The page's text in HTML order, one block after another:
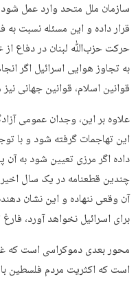
سازمان ملل متحد وارد عمل شود
قرار داده و این مسئله نسبت
حرکت حزب‌ﷲ لبنان در دفاع از
به تجاوز هوایی اسرائیل اگر
قوانین اسلام، قوانین جهانی
علاوه بر این، وجدان عمومی
این تهاجمات گرفته شود و با
داده اگر مرزی تعیین شود به
چندین قطعنامه در یک سال اخیر
آن وقعی ننهاده و این نشان
برای اسرائیل نخواهد آورد،
محور بعدی دموکراسی است که
است که اکثریت مردم فلسطین